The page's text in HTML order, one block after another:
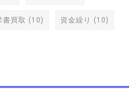
書買取 (10) 資金繰り (10)